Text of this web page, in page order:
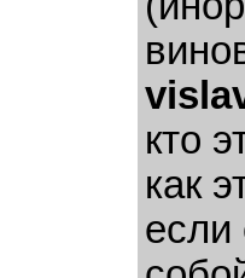
кто
как
если